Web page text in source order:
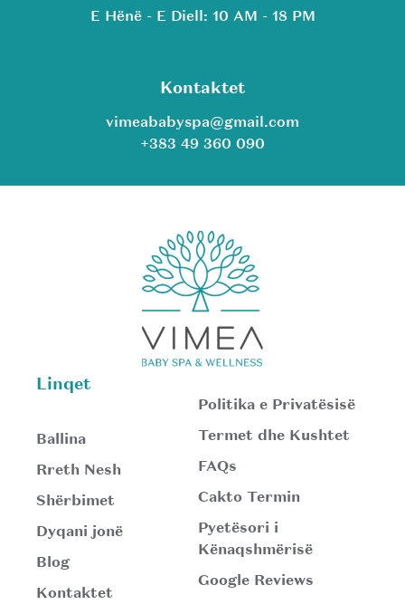
E Hënë - E Diell: 10 AM - 18 PM
Kontaktet
vimeababyspa@gmail.com
+383 49 360 090
Linqet
Ballina
Rreth Nesh
Shërbimet
Dyqani jonë
Blog
Kontaktet
Politika e Privatësisë
Termet dhe Kushtet
FAQs
Cakto Termin
Pyetësori i
Kënaqshmërisë
Google Reviews